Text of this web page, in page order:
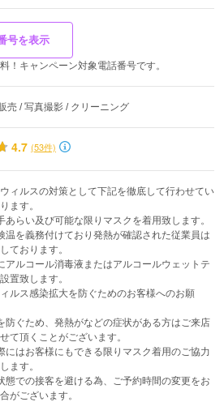
号を表示
！キャンペーン対象電話番号です。
売 / 写真撮影 / クリーニング
4.7 (53件)
ィルスの対策として下記を徹底して行わせてい
ます。
あらい及び可能な限りマスクを着用致します。
温を義務付けており発熱が確認された従業員は
ております。
アルコール消毒液またはアルコールウェットテ
置致します。
ィルス感染拡大を防ぐためのお客様へのお願
防ぐため、発熱がなどの症状がある方はご来店
て頂くことがございます。
にはお客様にもできる限りマスク着用のご協力
ます。
態での接客を避ける為、ご予約時間の変更をお
がございます。